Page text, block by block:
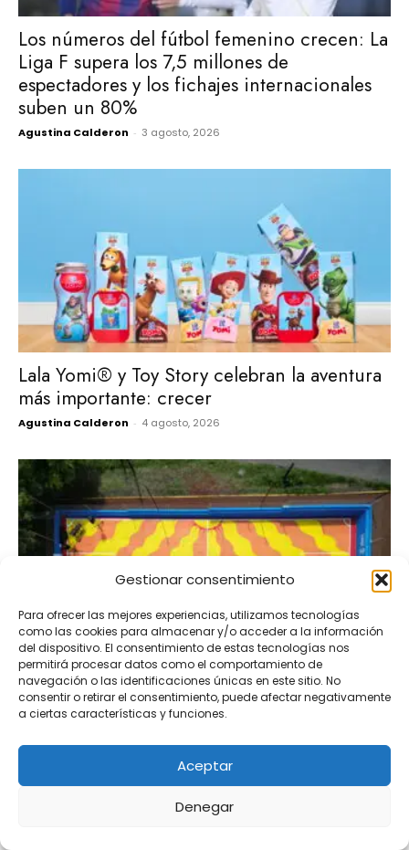
Gestionar consentimiento
Para ofrecer las mejores experiencias, utilizamos tecnologías
como las cookies para almacenar y/o acceder a la información
del dispositivo. El consentimiento de estas tecnologías nos
permitirá procesar datos como el comportamiento de
navegación o las identificaciones únicas en este sitio. No
consentir o retirar el consentimiento, puede afectar negativamente
a ciertas características y funciones.
Aceptar
Denegar
Los números del fútbol femenino crecen: La
Liga F supera los 7,5 millones de
espectadores y los fichajes internacionales
suben un 80%
Agustina Calderon - 3 agosto, 2026
Lala Yomi® y Toy Story celebran la aventura
más importante: crecer
Agustina Calderon - 4 agosto, 2026
México después del Mundial: convertir
emoción en comunidad
Agustina Calderon - 3 agosto, 2026